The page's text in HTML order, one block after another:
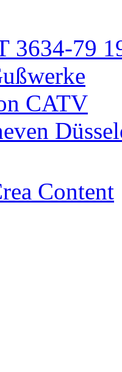
3634-79
CATV
Content